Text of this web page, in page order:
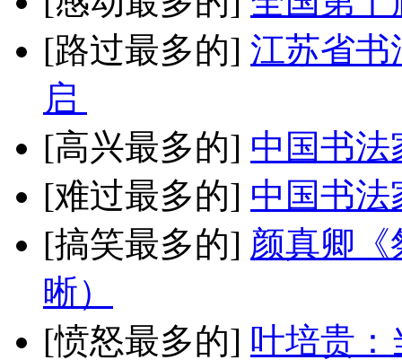
[路过最多的] 江苏省书
启
[高兴最多的] 中国书法
[难过最多的] 中国书法
[搞笑最多的] 颜真卿《
晰）
[愤怒最多的] 叶培贵：